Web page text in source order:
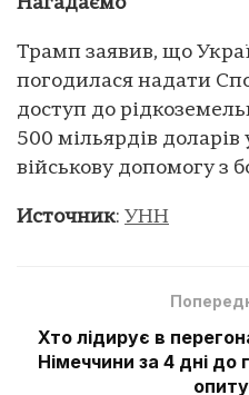
Трамп заявив, що
погодилася надати
доступ до
500 мільярдів доларів
військову допомогу з
Источник: УНН
Хто лідирує в
Німеччини за 4 дні до